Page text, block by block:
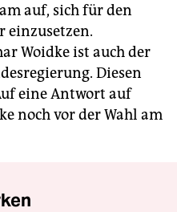
auf, sich für den
einzusetzen.
Woid­ke ist auch der
Diesen
eine Antwort auf
noch vor der Wahl am